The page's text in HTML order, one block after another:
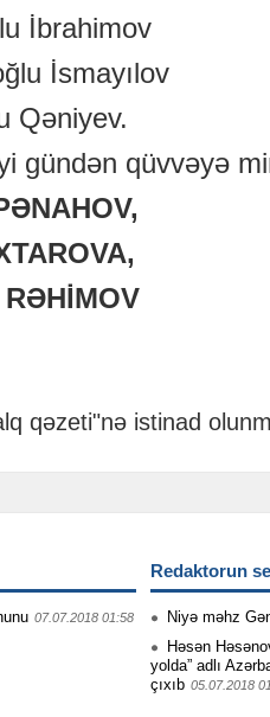
İbrahimov
İsmayılov
Qəniyev.
gündən qüvvəyə
qəzeti"nə istinad
07.07.2018 01:58
Redaktorun
Niyə məhz
Həsən
yolda” adlı
çıxıb 05.07.2018